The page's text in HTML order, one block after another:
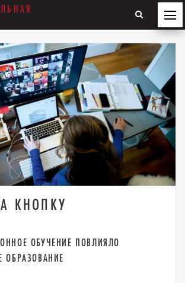
КНОПКУ
ОБУЧЕНИЕ ПОВЛИЯЛО
ОБРАЗОВАНИЕ